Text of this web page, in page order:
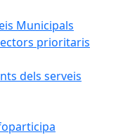
Municipals
prioritaris
dels serveis